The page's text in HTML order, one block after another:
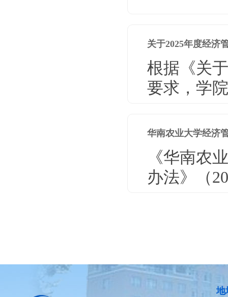
关于2025年度经济
根据《关
要求，学
华南农业大学经济
《华南农
办法》（
地